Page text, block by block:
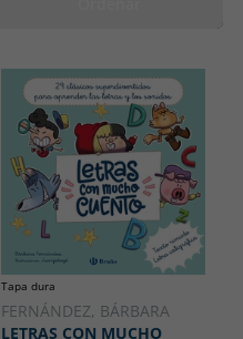
Tapa dura
FERNÁNDEZ, BÁRBARA
LETRAS CON MUCHO